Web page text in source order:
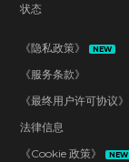
状态
《隐私政策》 NEW
《服务条款》
《最终用户许可协议》
法律信息
《Cookie 政策》
NEW